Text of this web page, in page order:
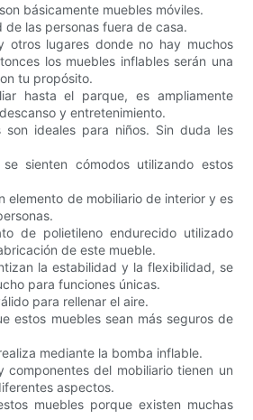
básicamente muebles móviles.
de las personas fuera de casa.
otros lugares donde no hay muchos
los muebles inflables serán una
tu propósito.
hasta el parque, es ampliamente
y entretenimiento.
son ideales para niños. Sin duda les
sienten cómodos utilizando estos
elemento de mobiliario de interior y es
de polietileno endurecido utilizado
de este mueble.
la estabilidad y la flexibilidad, se
para funciones únicas.
para rellenar el aire.
estos muebles sean más seguros de
mediante la bomba inflable.
componentes del mobiliario tienen un
aspectos.
muebles porque existen muchas